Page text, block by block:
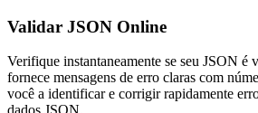
Validar JSON Online
Verifique instantaneamente se seu JSON é
fornece mensagens de erro claras com
você a identificar e corrigir rapidamente